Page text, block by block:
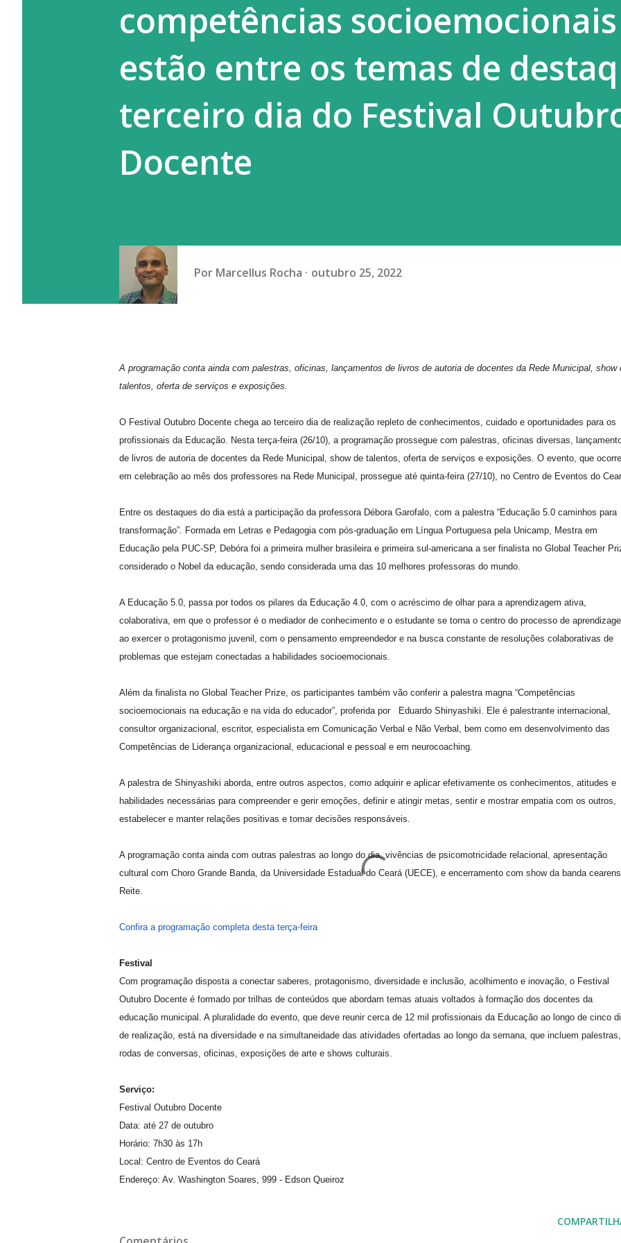
ignorar este dragão que são os jogos perversos das bets...
competências socioemocionais
estão entre os temas de
terceiro dia do Festival
Docente
Por Marcellus Rocha outubro 25, 2022
A programação conta ainda com palestras, oficinas, lançamentos de livros de autoria de docentes da Rede Municipal, show
talentos, oferta de serviços e exposições.
O Festival Outubro Docente chega ao terceiro dia de realização repleto de conhecimentos, cuidado e oportunidades para os
profissionais da Educação. Nesta terça-feira (26/10), a programação prossegue com palestras, oficinas diversas,
de livros de autoria de docentes da Rede Municipal, show de talentos, oferta de serviços e exposições. O evento, que ocorre
em celebração ao mês dos professores na Rede Municipal, prossegue até quinta-feira (27/10), no Centro de Eventos do
Entre os destaques do dia está a participação da professora Débora Garofalo, com a palestra “Educação 5.0 caminhos para
transformação”. Formada em Letras e Pedagogia com pós-graduação em Língua Portuguesa pela Unicamp, Mestra em
Educação pela PUC-SP, Debóra foi a primeira mulher brasileira e primeira sul-americana a ser finalista no Global Teacher
considerado o Nobel da educação, sendo considerada uma das 10 melhores professoras do mundo.
A Educação 5.0, passa por todos os pilares da Educação 4.0, com o acréscimo de olhar para a aprendizagem ativa,
colaborativa, em que o professor é o mediador de conhecimento e o estudante se torna o centro do processo de
ao exercer o protagonismo juvenil, com o pensamento empreendedor e na busca constante de resoluções colaborativas de
problemas que estejam conectadas a habilidades socioemocionais.
Além da finalista no Global Teacher Prize, os participantes também vão conferir a palestra magna “Competências
socioemocionais na educação e na vida do educador”, proferida por Eduardo Shinyashiki. Ele é palestrante internacional,
consultor organizacional, escritor, especialista em Comunicação Verbal e Não Verbal, bem como em desenvolvimento das
Competências de Liderança organizacional, educacional e pessoal e em neurocoaching.
A palestra de Shinyashiki aborda, entre outros aspectos, como adquirir e aplicar efetivamente os conhecimentos, atitudes e
habilidades necessárias para compreender e gerir emoções, definir e atingir metas, sentir e mostrar empatia com os outros,
estabelecer e manter relações positivas e tomar decisões responsáveis.
A programação conta ainda com outras palestras ao longo do dia, vivências de psicomotricidade relacional, apresentação
cultural com Choro Grande Banda, da Universidade Estadual do Ceará (UECE), e encerramento com show da banda
Reite.
Confira a programação completa desta terça-feira
Festival
Com programação disposta a conectar saberes, protagonismo, diversidade e inclusão, acolhimento e inovação, o Festival
Outubro Docente é formado por trilhas de conteúdos que abordam temas atuais voltados à formação dos docentes da
educação municipal. A pluralidade do evento, que deve reunir cerca de 12 mil profissionais da Educação ao longo de cinco
de realização, está na diversidade e na simultaneidade das atividades ofertadas ao longo da semana, que incluem palestras,
rodas de conversas, oficinas, exposições de arte e shows culturais.
Serviço:
Festival Outubro Docente
Data: até 27 de outubro
Horário: 7h30 às 17h
Local: Centro de Eventos do Ceará
Endereço: Av. Washington Soares, 999 - Edson Queiroz